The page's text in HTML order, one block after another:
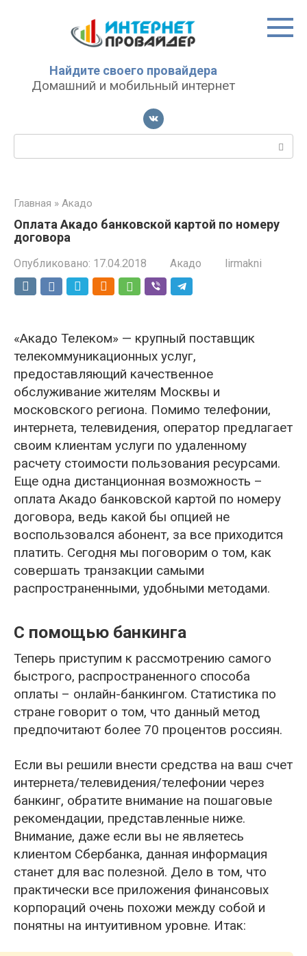
Найдите своего провайдера
Домашний и мобильный интернет
Главная » Акадо
Оплата Акадо банковской картой по номеру
договора
Опубликовано: 17.04.2018 Акадо lirmakni
«Акадо Телеком» — крупный поставщик
телекоммуникационных услуг,
предоставляющий качественное
обслуживание жителям Москвы и
московского региона. Помимо телефонии,
интернета, телевидения, оператор предлагает
своим клиентам услуги по удаленному
расчету стоимости пользования ресурсами.
Еще одна дистанционная возможность –
оплата Акадо банковской картой по номеру
договора, ведь какой бы опцией не
воспользовался абонент, за все приходится
платить. Сегодня мы поговорим о том, как
совершать транзакции самыми
распространенными, удобными методами.
С помощью банкинга
Теперь приступим к рассмотрению самого
быстрого, распространенного способа
оплаты – онлайн-банкингом. Статистика по
стране говорит о том, что данный метод
предпочитают более 70 процентов россиян.
Если вы решили внести средства на ваш счет
интернета/телевидения/телефонии через
банкинг, обратите внимание на пошаговые
рекомендации, представленные ниже.
Внимание, даже если вы не являетесь
клиентом Сбербанка, данная информация
станет для вас полезной. Дело в том, что
практически все приложения финансовых
корпораций очень похожи между собой и
понятны на интуитивном уровне. Итак: